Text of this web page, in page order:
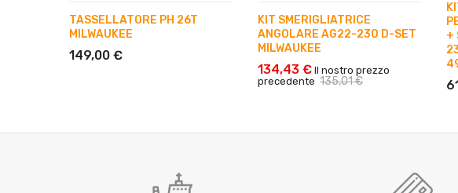
TASSELLATORE PH 26T
MILWAUKEE
149,00 €
KIT SMERIGLIATRICE
ANGOLARE AG22-230 D-SET
MILWAUKEE
134,43 € Il nostro prezzo
precedente 135,01 €
+